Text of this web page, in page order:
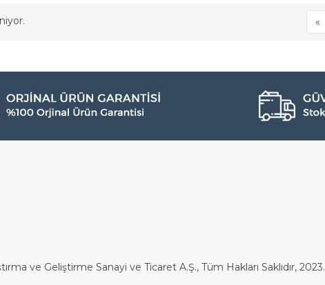
«
ve Geliştirme Sanayi ve Ticaret A.Ş., Tüm Hakları Saklıdır, 2023.